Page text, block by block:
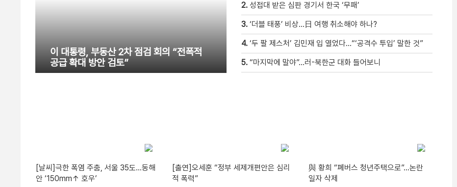
이 대통령, 부동산 2차 점검 회의 “전폭적
공급 확대 방안 검토”
2. 성접대 받은 심판 경기서 한국 ‘무패’
3. ‘더블 태풍’ 비상…日 여행 취소해야 하나?
4. ‘두 팔 제스처’ 김민재 입 열었다…“‘공격수 투입’ 말한 것”
5. “마지막에 말야”…러-북한군 대화 들어보니
[날씨]극한 폭염 주춤, 서울 35도…동해
안 ‘150mm↑ 호우’
[출연]오세훈 “정부 세제개편안은 심리
적 폭력”
與 황희 “폐버스 청년주택으로”…논란
일자 삭제